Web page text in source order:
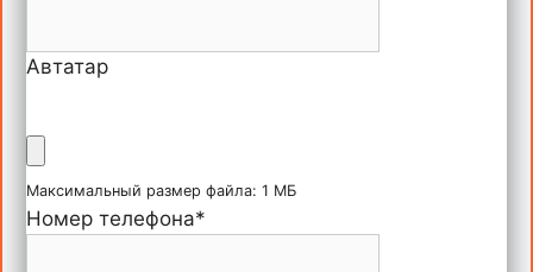
Автатар
Максимальный размер файла: 1 МБ
Номер телефона*